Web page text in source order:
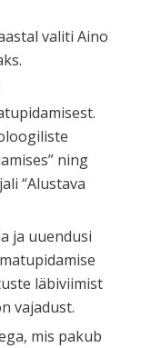
valiti Aino
ning
“Alustava
ja uuendusi
läbiviimist
vajadust.
mis pakub